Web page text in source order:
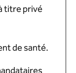
titre privé
de santé.